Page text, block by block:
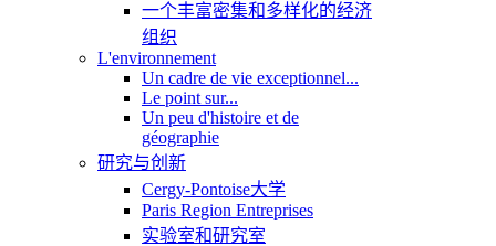
一个丰富密集和多样化的经济
组织
L'environnement
Un cadre de vie exceptionnel...
Le point sur...
Un peu d'histoire et de
géographie
研究与创新
Cergy-Pontoise大学
Paris Region Entreprises
实验室和研究室